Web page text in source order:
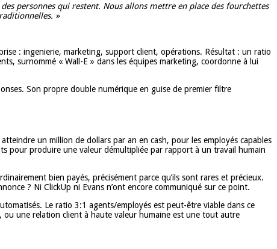
personnes qui restent. Nous allons mettre en place des fourchettes
»
: ingenierie, marketing, support client, opérations. Résultat : un ratio
surnommé « Wall-E » dans les équipes marketing, coordonne à lui
Son propre double numérique en guise de premier filtre
un million de dollars par an en cash, pour les employés capables
pour produire une valeur démultipliée par rapport à un travail humain
bien payés, précisément parce qu’ils sont rares et précieux.
? Ni ClickUp ni Evans n’ont encore communiqué sur ce point.
Le ratio 3:1 agents/employés est peut-être viable dans ce
ou une relation client à haute valeur humaine est une tout autre